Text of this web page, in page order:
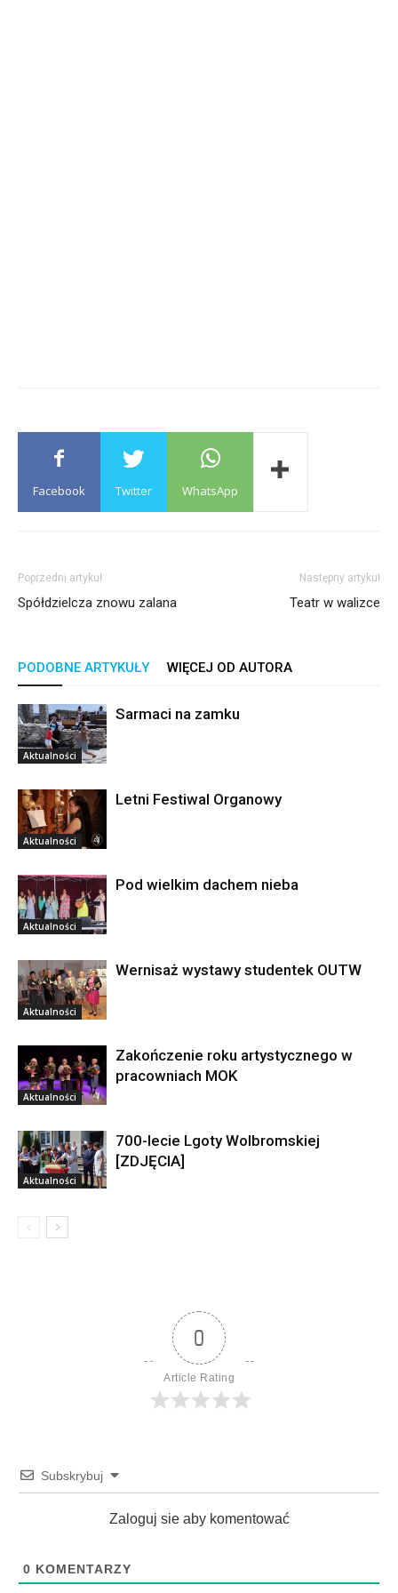
Facebook Twitter WhatsApp
Poprzedni artykuł
Spółdzielcza znowu zalana
Następny artykuł
Teatr w walizce
PODOBNE ARTYKUŁY WIĘCEJ OD AUTORA
Aktualności
Sarmaci na zamku
Aktualności
Letni Festiwal Organowy
Aktualności
Pod wielkim dachem nieba
Aktualności
Wernisaż wystawy studentek OUTW
Aktualności
Zakończenie roku artystycznego w
pracowniach MOK
Aktualności
700-lecie Lgoty Wolbromskiej
[ZDJĘCIA]
0
Article Rating
Subskrybuj
Zaloguj sie aby komentować
0 KOMENTARZY